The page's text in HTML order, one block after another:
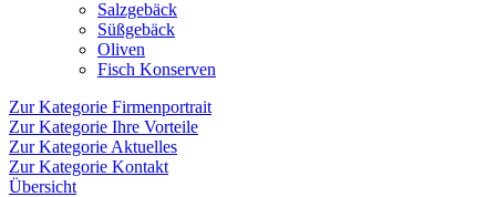
Salzgebäck
Süßgebäck
Oliven
Fisch Konserven
Zur Kategorie Firmenportrait
Zur Kategorie Ihre Vorteile
Zur Kategorie Aktuelles
Zur Kategorie Kontakt
Übersicht